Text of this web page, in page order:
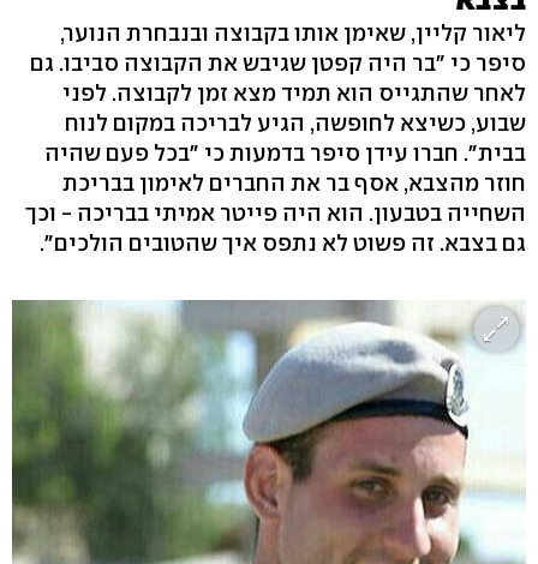
ליאור קליין, שאימן אותו בקבוצה ובנבחרת הנוער,
סיפר כי "בר היה קפטן שגיבש את הקבוצה סביבו. גם
לאחר שהתגייס הוא תמיד מצא זמן לקבוצה. לפני
שבוע, כשיצא לחופשה, הגיע לבריכה במקום לנוח
בבית". חברו עידן סיפר בדמעות כי "בכל פעם שהיה
חוזר מהצבא, אסף בר את החברים לאימון בבריכת
השחייה בטבעון. הוא היה פייטר אמיתי בבריכה - וכך
גם בצבא. זה פשוט לא נתפס איך שהטובים הולכים".